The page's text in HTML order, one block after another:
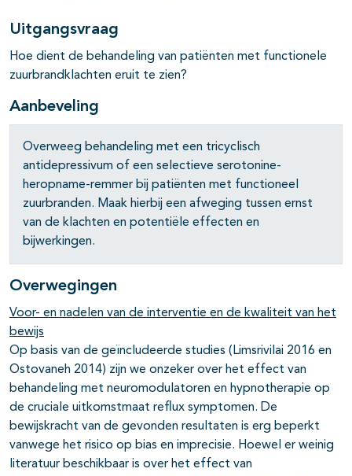
Uitgangsvraag
Hoe dient de behandeling van patiënten met functionele
zuurbrandklachten eruit te zien?
Aanbeveling
Overweeg behandeling met een tricyclisch
antidepressivum of een selectieve serotonine-
heropname-remmer bij patiënten met functioneel
zuurbranden. Maak hierbij een afweging tussen ernst
van de klachten en potentiële effecten en
bijwerkingen.
Overwegingen
Voor- en nadelen van de interventie en de kwaliteit van het
bewijs
Op basis van de geïncludeerde studies (Limsrivilai 2016 en
Ostovaneh 2014) zijn we onzeker over het effect van
behandeling met neuromodulatoren en hypnotherapie op
de cruciale uitkomstmaat reflux symptomen. De
bewijskracht van de gevonden resultaten is erg beperkt
vanwege het risico op bias en imprecisie. Hoewel er weinig
literatuur beschikbaar is over het effect van